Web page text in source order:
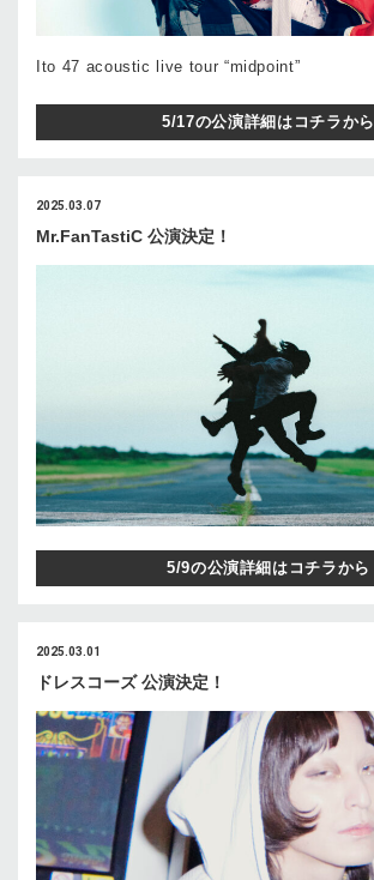
Ito 47 acoustic live tour “midpoint”
5/17の公演詳細はコチラから
2025.03.07
Mr.FanTastiC 公演決定！
5/9の公演詳細はコチラから
2025.03.01
ドレスコーズ 公演決定！